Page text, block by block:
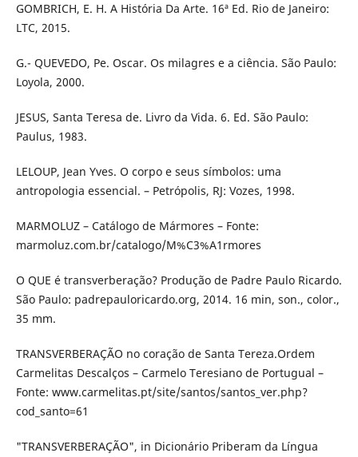
GOMBRICH, E. H. A História Da Arte. 16ª Ed. Rio de Janeiro:
LTC, 2015.
G.- QUEVEDO, Pe. Oscar. Os milagres e a ciência. São Paulo:
Loyola, 2000.
JESUS, Santa Teresa de. Livro da Vida. 6. Ed. São Paulo:
Paulus, 1983.
LELOUP, Jean Yves. O corpo e seus símbolos: uma
antropologia essencial. – Petrópolis, RJ: Vozes, 1998.
MARMOLUZ – Catálogo de Mármores – Fonte:
marmoluz.com.br/catalogo/M%C3%A1rmores
O QUE é transverberação? Produção de Padre Paulo Ricardo.
São Paulo: padrepauloricardo.org, 2014. 16 min, son., color.,
35 mm.
TRANSVERBERAÇÃO no coração de Santa Tereza.Ordem
Carmelitas Descalços – Carmelo Teresiano de Portugual –
Fonte: www.carmelitas.pt/site/santos/santos_ver.php?
cod_santo=61
"TRANSVERBERAÇÃO", in Dicionário Priberam da Língua